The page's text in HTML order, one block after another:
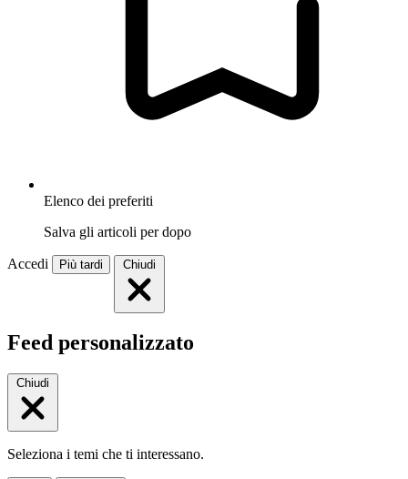
Elenco dei preferiti
Salva gli articoli per dopo
Accedi Più tardi Chiudi
Feed personalizzato
Chiudi
Seleziona i temi che ti interessano.